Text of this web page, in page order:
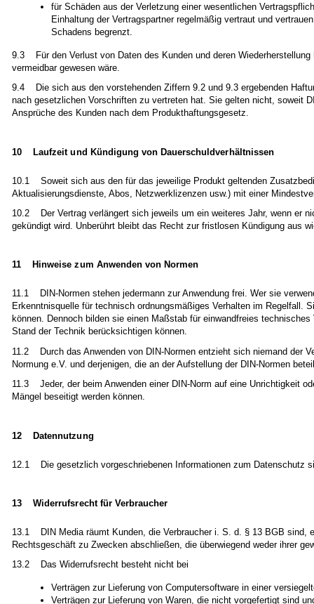
für Schäden aus der Verletzung einer wesentlichen
Einhaltung der Vertragspartner regelmäßig vertraut und
Schadens begrenzt.
9.3 Für den Verlust von Daten des Kunden und deren
vermeidbar gewesen wäre.
9.4 Die sich aus den vorstehenden Ziffern 9.2 und 9.3 ergebenden
nach gesetzlichen Vorschriften zu vertreten hat. Sie gelten nicht, soweit
Ansprüche des Kunden nach dem Produkthaftungsgesetz.
10 Laufzeit und Kündigung von Dauerschuldverhältnissen
10.1 Soweit sich aus den für das jeweilige Produkt geltenden
Aktualisierungsdienste, Abos, Netzwerklizenzen usw.) mit einer
10.2 Der Vertrag verlängert sich jeweils um ein weiteres Jahr, wenn er
gekündigt wird. Unberührt bleibt das Recht zur fristlosen Kündigung aus
11 Hinweise zum Anwenden von Normen
11.1 DIN-Normen stehen jedermann zur Anwendung frei. Wer sie
Erkenntnisquelle für technisch ordnungsmäßiges Verhalten im Regelfall.
können. Dennoch bilden sie einen Maßstab für einwandfreies
Stand der Technik berücksichtigen können.
11.2 Durch das Anwenden von DIN-Normen entzieht sich niemand der
Normung e.V. und derjenigen, die an der Aufstellung der DIN-Normen
11.3 Jeder, der beim Anwenden einer DIN-Norm auf eine Unrichtigkeit
Mängel beseitigt werden können.
12 Datennutzung
12.1 Die gesetzlich vorgeschriebenen Informationen zum Datenschutz
13 Widerrufsrecht für Verbraucher
13.1 DIN Media räumt Kunden, die Verbraucher i. S. d. § 13 BGB sind,
Rechtsgeschäft zu Zwecken abschließen, die überwiegend weder ihrer
13.2 Das Widerrufsrecht besteht nicht bei
Verträgen zur Lieferung von Computersoftware in einer
Verträgen zur Lieferung von Waren, die nicht vorgefertigt sind